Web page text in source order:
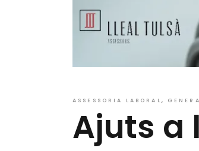
ASSESSORIA LABORAL
Ajuts a